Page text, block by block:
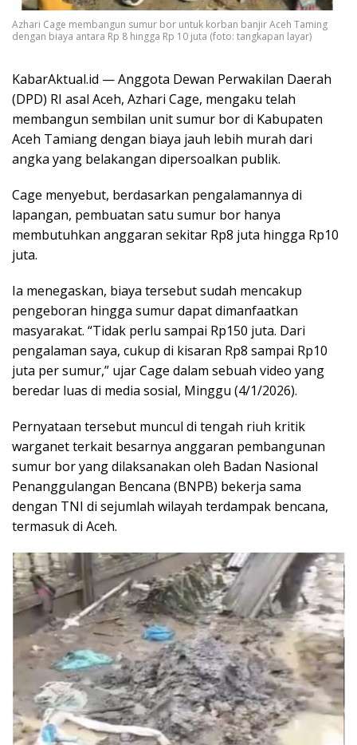
Azhari Cage membangun sumur bor untuk korban banjir Aceh Taming
dengan biaya antara Rp 8 hingga Rp 10 juta (foto: tangkapan layar)
KabarAktual.id — Anggota Dewan Perwakilan Daerah
(DPD) RI asal Aceh, Azhari Cage, mengaku telah
membangun sembilan unit sumur bor di Kabupaten
Aceh Tamiang dengan biaya jauh lebih murah dari
angka yang belakangan dipersoalkan publik.
Cage menyebut, berdasarkan pengalamannya di
lapangan, pembuatan satu sumur bor hanya
membutuhkan anggaran sekitar Rp8 juta hingga Rp10
juta.
Ia menegaskan, biaya tersebut sudah mencakup
pengeboran hingga sumur dapat dimanfaatkan
masyarakat. “Tidak perlu sampai Rp150 juta. Dari
pengalaman saya, cukup di kisaran Rp8 sampai Rp10
juta per sumur,” ujar Cage dalam sebuah video yang
beredar luas di media sosial, Minggu (4/1/2026).
Pernyataan tersebut muncul di tengah riuh kritik
warganet terkait besarnya anggaran pembangunan
sumur bor yang dilaksanakan oleh Badan Nasional
Penanggulangan Bencana (BNPB) bekerja sama
dengan TNI di sejumlah wilayah terdampak bencana,
termasuk di Aceh.